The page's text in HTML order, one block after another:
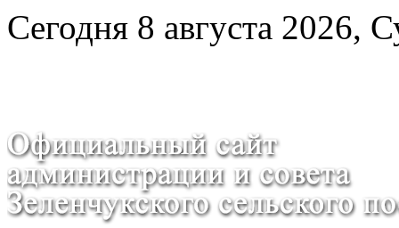
Сегодня 8 августа 2026,